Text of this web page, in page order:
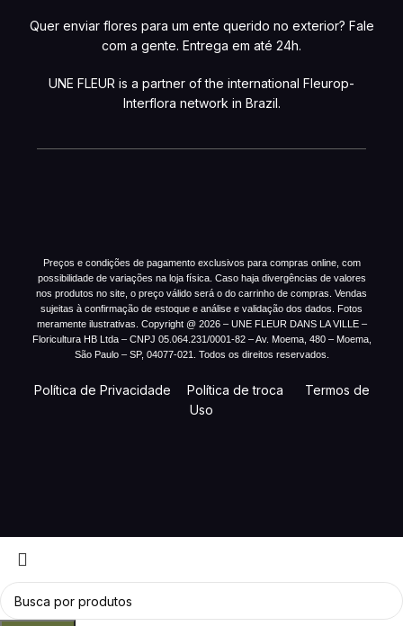
Quer enviar flores para um ente querido no exterior? Fale
com a gente. Entrega em até 24h.
UNE FLEUR is a partner of the international Fleurop-
Interflora network in Brazil.
Preços e condições de pagamento exclusivos para compras online, com
possibilidade de variações na loja física. Caso haja divergências de valores
nos produtos no site, o preço válido será o do carrinho de compras. Vendas
sujeitas à confirmação de estoque e análise e validação dos dados. Fotos
meramente ilustrativas. Copyright @ 2026 – UNE FLEUR DANS LA VILLE –
Floricultura HB Ltda – CNPJ 05.064.231/0001-82 – Av. Moema, 480 – Moema,
São Paulo – SP, 04077-021. Todos os direitos reservados.
Política de Privacidade Política de troca
Termos de
Uso